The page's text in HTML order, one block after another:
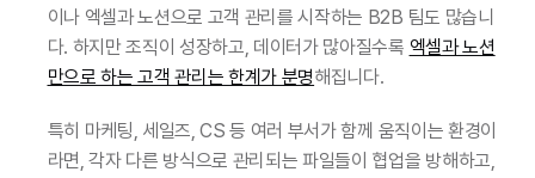
이나 엑셀과 노션으로 고객 관리를 시작하는 B2B 팀도 많습니
다. 하지만 조직이 성장하고, 데이터가 많아질수록 엑셀과 노션
만으로 하는 고객 관리는 한계가 분명해집니다.
특히 마케팅, 세일즈, CS 등 여러 부서가 함께 움직이는 환경이
라면, 각자 다른 방식으로 관리되는 파일들이 협업을 방해하고,